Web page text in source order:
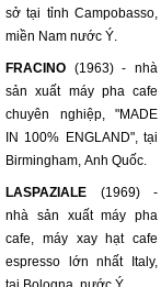
sở tại tỉnh Campobasso,
miền Nam nước Ý.
FRACINO (1963) - nhà
sản xuất máy pha cafe
chuyên nghiệp, "MADE
IN 100% ENGLAND", tại
Birmingham, Anh Quốc.
LASPAZIALE (1969) -
nhà sản xuất máy pha
cafe, máy xay hạt cafe
espresso lớn nhất Italy,